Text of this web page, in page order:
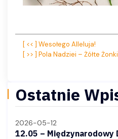
Nawigacja
[ << ] Wesołego Alleluja!
[ >> ] Pola Nadziei – Żółte
Ostatnie
2026-05-12
12.05 – Międzynarodowy